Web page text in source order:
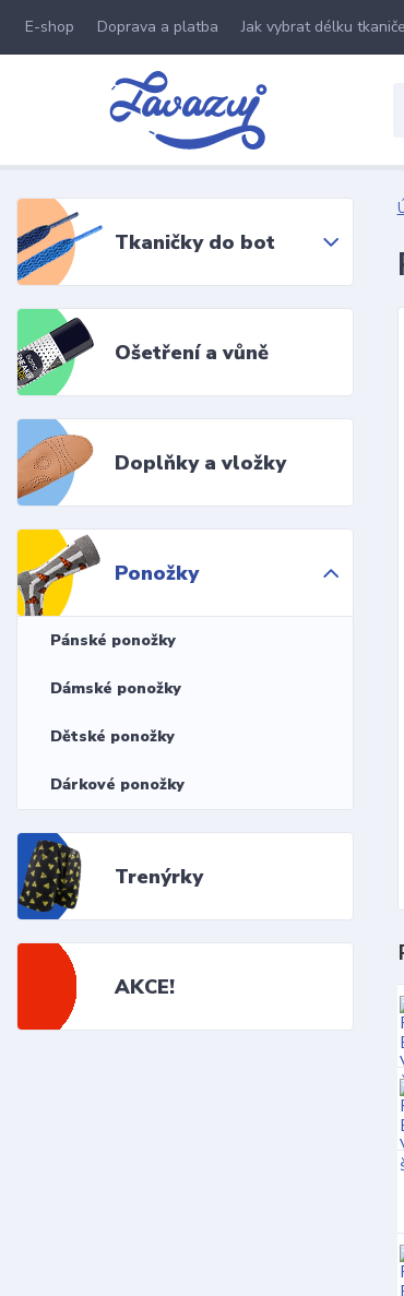
E-shop Doprava a platba Jak vybrat délku
Tkaničky do bot
Ošetření a vůně
Doplňky a vložky
Ponožky
Pánské ponožky
Dámské ponožky
Dětské ponožky
Dárkové ponožky
Trenýrky
AKCE!